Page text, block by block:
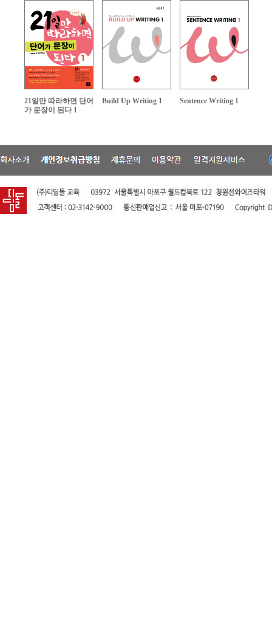
21일만 따라하면 단어
가 문장이 된다 1
Build Up Writing 1 Sentence Writing 1